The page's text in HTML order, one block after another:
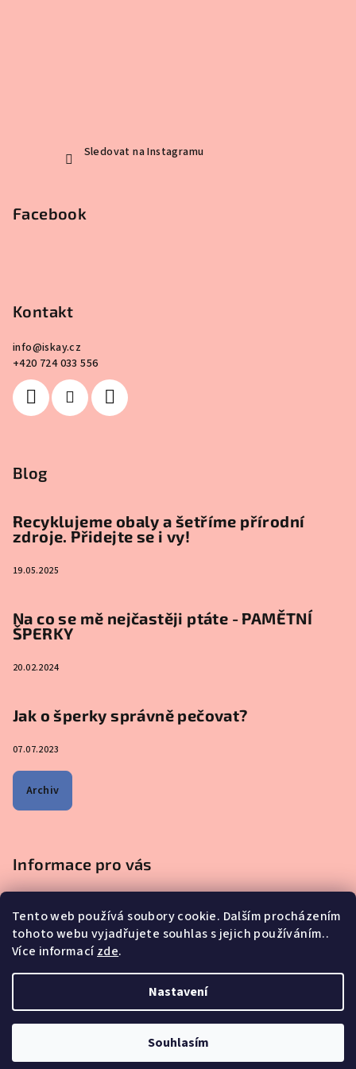
Tento web používá soubory cookie. Dalším procházením
tohoto webu vyjadřujete souhlas s jejich používáním..
Více informacízde.
Nastavení
Souhlasím
Sledovat na Instagramu
Facebook
Kontakt
info@iskay.cz
+420 724 033 556
Blog
Recyklujeme obaly a šetříme přírodní
zdroje. Přidejte se i vy!
19.05.2025
Na co se mě nejčastěji ptáte - PAMĚTNÍ
ŠPERKY
20.02.2024
Jak o šperky správně pečovat?
07.07.2023
Archiv
Informace pro vás
Podmínky ochrany osobních údajů
Na co se mě nejčastěji ptáte - ŠPERKY Z MATEŘSKÉHO MLÉKA
Proč nakupovat u nás?
Reklamace, výměna a vrácení zboží
Vytvořil Shoptet